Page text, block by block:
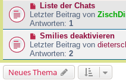
Liste der Chats
Letzter Beitrag von
Antworten: 1
Smilies deaktivieren
Letzter Beitrag von
Antworten: 2
Neues Thema